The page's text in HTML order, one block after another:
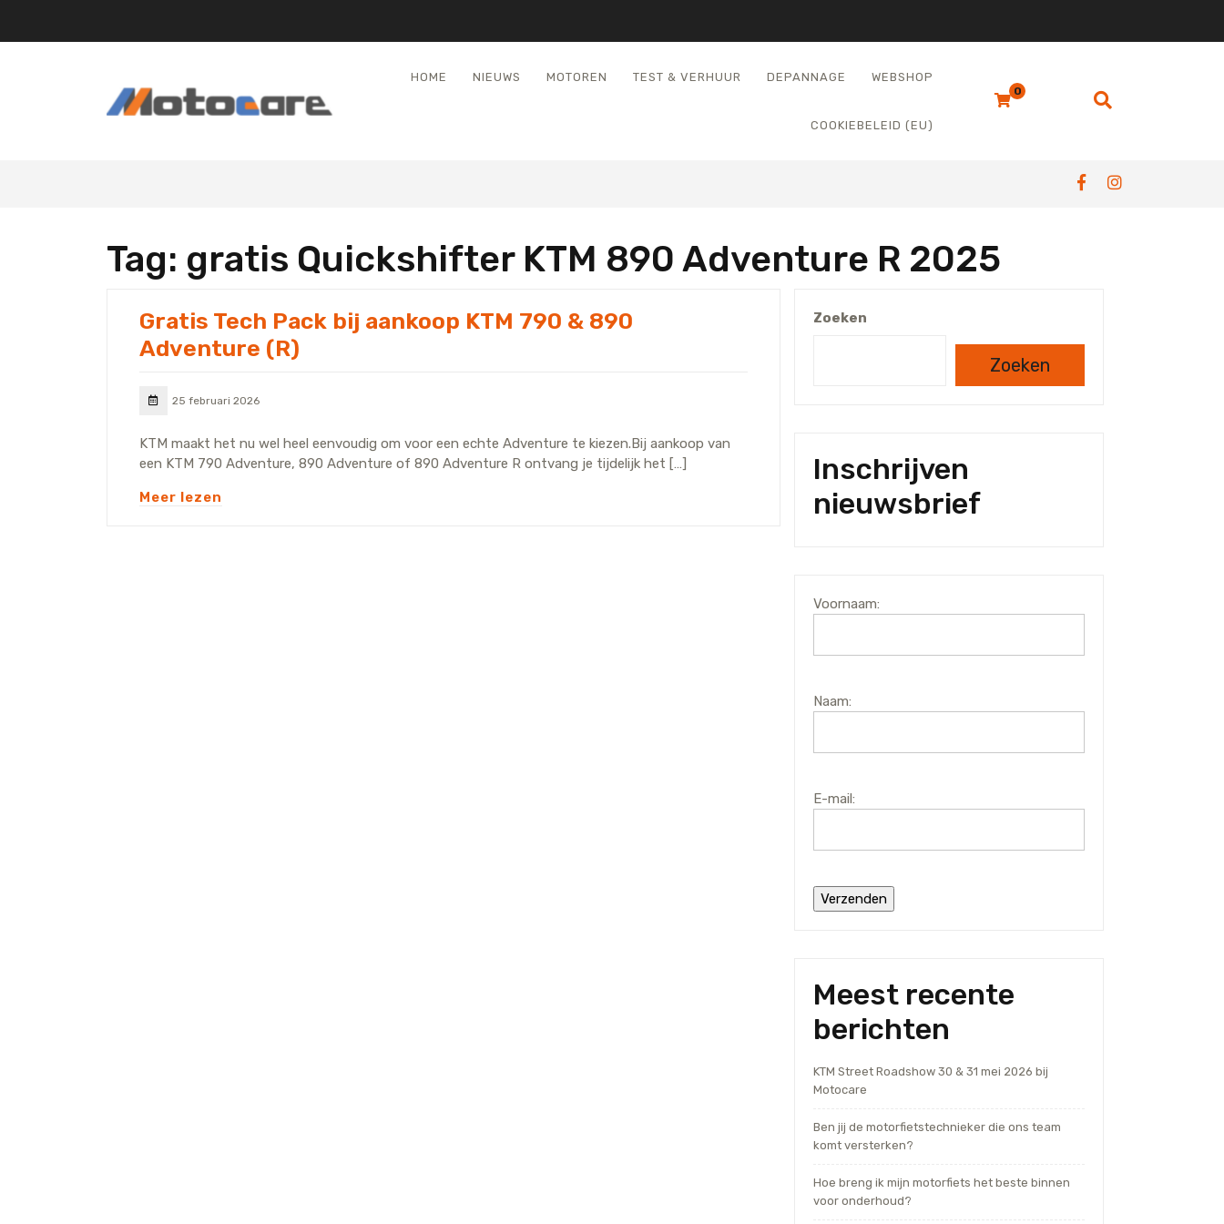
HOME NIEUWS MOTOREN TEST & VERHUUR DEPANNAGE WEBSHOP
COOKIEBELEID (EU)
0
Tag: gratis Quickshifter KTM 890 Adventure R 2025
Gratis Tech Pack bij aankoop KTM 790 & 890
Adventure (R)
25 februari 2026
KTM maakt het nu wel heel eenvoudig om voor een echte Adventure te kiezen.Bij aankoop van
een KTM 790 Adventure, 890 Adventure of 890 Adventure R ontvang je tijdelijk het […]
Meer lezen
Zoeken
Zoeken
Inschrijven
nieuwsbrief
Voornaam:
Naam:
E-mail:
Meest recente
berichten
KTM Street Roadshow 30 & 31 mei 2026 bij
Motocare
Ben jij de motorfietstechnieker die ons team
komt versterken?
Hoe breng ik mijn motorfiets het beste binnen
voor onderhoud?